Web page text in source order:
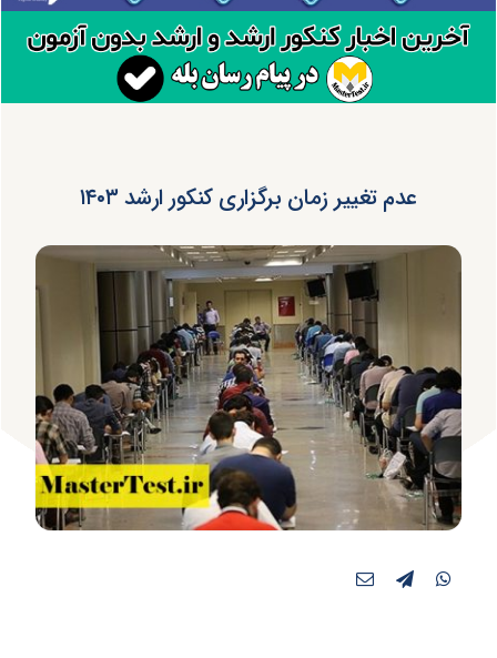
عدم تغییر زمان برگزاری کنکور ارشد ۱۴۰۳